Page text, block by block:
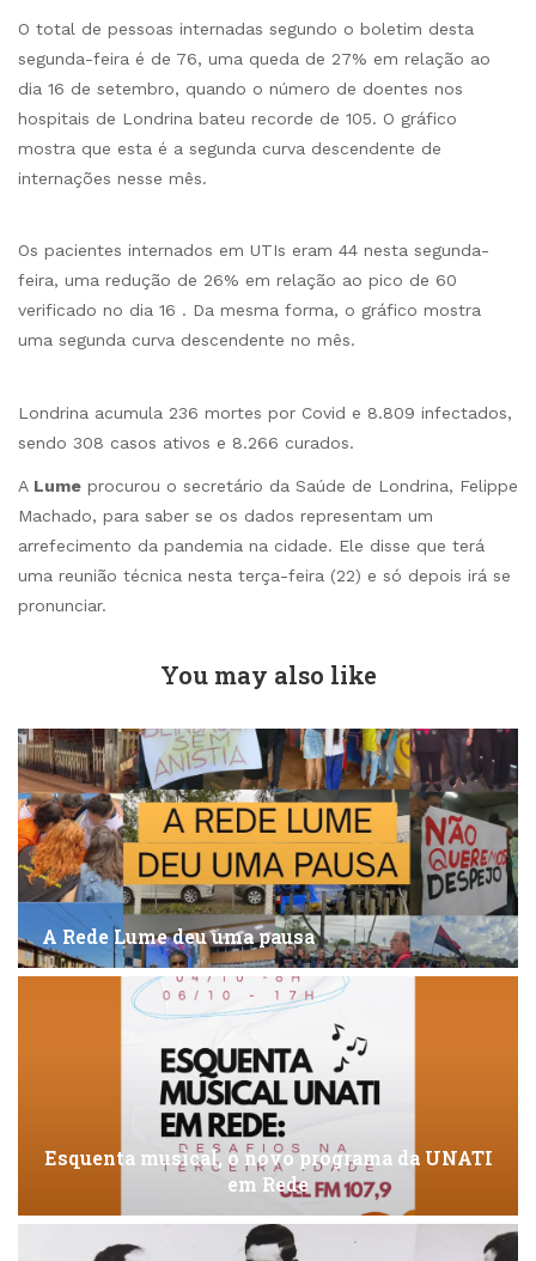
O total de pessoas internadas segundo o boletim desta
segunda-feira é de 76, uma queda de 27% em relação ao
dia 16 de setembro, quando o número de doentes nos
hospitais de Londrina bateu recorde de 105. O gráfico
mostra que esta é a segunda curva descendente de
internações nesse mês.
Os pacientes internados em UTIs eram 44 nesta segunda-
feira, uma redução de 26% em relação ao pico de 60
verificado no dia 16 . Da mesma forma, o gráfico mostra
uma segunda curva descendente no mês.
Londrina acumula 236 mortes por Covid e 8.809 infectados,
sendo 308 casos ativos e 8.266 curados.
A Lume procurou o secretário da Saúde de Londrina, Felippe
Machado, para saber se os dados representam um
arrefecimento da pandemia na cidade. Ele disse que terá
uma reunião técnica nesta terça-feira (22) e só depois irá se
pronunciar.
You may also like
A Rede Lume deu uma pausa
Esquenta musical, o novo programa da UNATI
em Rede